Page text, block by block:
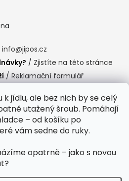
k jídlu, ale bez nich by se celý
utažený šroub. Pomáhají
– od košíku po
vám sedne do ruky.
opatrně – jako s novou
info@jipos.cz
/ Zjistíte na této stránce
/ Reklamační formulář
- 11:30